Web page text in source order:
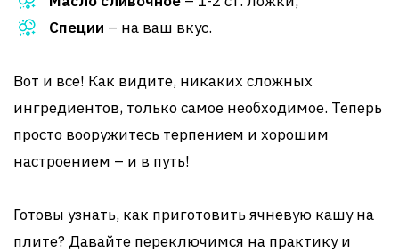
Специи – на ваш вкус.
Вот и все! Как видите, никаких сложных
ингредиентов, только самое необходимое. Теперь
просто вооружитесь терпением и хорошим
настроением – и в путь!
Готовы узнать, как приготовить ячневую кашу на
плите? Давайте переключимся на практику и